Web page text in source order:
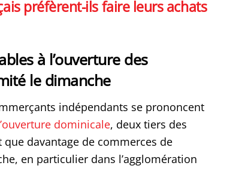
préfèrent-ils faire leurs achats
à l’ouverture des
le dimanche
indépendants se prononcent
dominicale, deux tiers des
davantage de commerces de
en particulier dans l’agglomération